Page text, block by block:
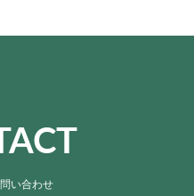
い合わせ